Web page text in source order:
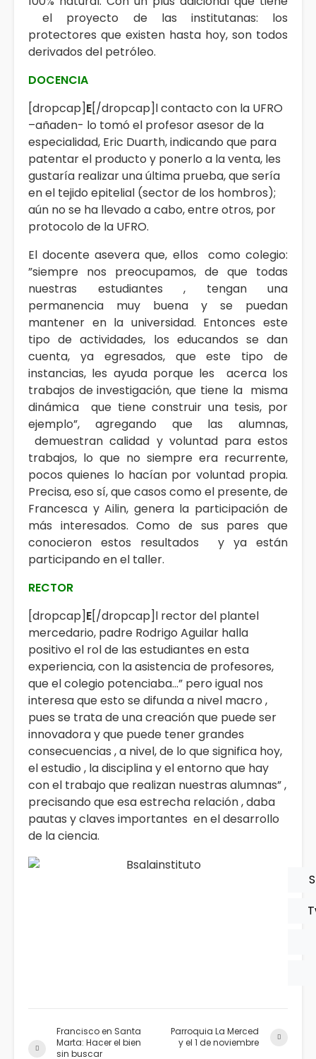
el proyecto de las institutanas: los
protectores que existen hasta hoy, son todos
derivados del petróleo.
DOCENCIA
[dropcap]E[/dropcap]l contacto con la UFRO
–añaden- lo tomó el profesor asesor de la
especialidad, Eric Duarth, indicando que para
patentar el producto y ponerlo a la venta, les
gustaría realizar una última prueba, que sería
en el tejido epitelial (sector de los hombros);
aún no se ha llevado a cabo, entre otros, por
protocolo de la UFRO.
El docente asevera que, ellos como colegio:
”siempre nos preocupamos, de que todas
nuestras estudiantes , tengan una
permanencia muy buena y se puedan
mantener en la universidad. Entonces este
tipo de actividades, los educandos se dan
cuenta, ya egresados, que este tipo de
instancias, les ayuda porque les acerca los
trabajos de investigación, que tiene la misma
dinámica que tiene construir una tesis, por
ejemplo”, agregando que las alumnas,
demuestran calidad y voluntad para estos
trabajos, lo que no siempre era recurrente,
pocos quienes lo hacían por voluntad propia.
Precisa, eso sí, que casos como el presente, de
Francesca y Ailin, genera la participación de
más interesados. Como de sus pares que
conocieron estos resultados y ya están
participando en el taller.
RECTOR
[dropcap]E[/dropcap]l rector del plantel
mercedario, padre Rodrigo Aguilar halla
positivo el rol de las estudiantes en esta
experiencia, con la asistencia de profesores,
que el colegio potenciaba…” pero igual nos
interesa que esto se difunda a nivel macro ,
pues se trata de una creación que puede ser
innovadora y que puede tener grandes
consecuencias , a nivel, de lo que significa hoy,
el estudio , la disciplina y el entorno que hay
con el trabajo que realizan nuestras alumnas” ,
precisando que esa estrecha relación , daba
pautas y claves importantes en el desarrollo
de la ciencia.
Francisco en Santa
Marta: Hacer el bien
sin buscar
Parroquia La Merced
y el 1 de noviembre